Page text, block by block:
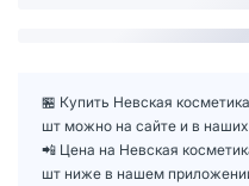
🏪 Купить Невская
шт можно на сайте и в наших
📲 Цена на Невская
шт ниже в нашем